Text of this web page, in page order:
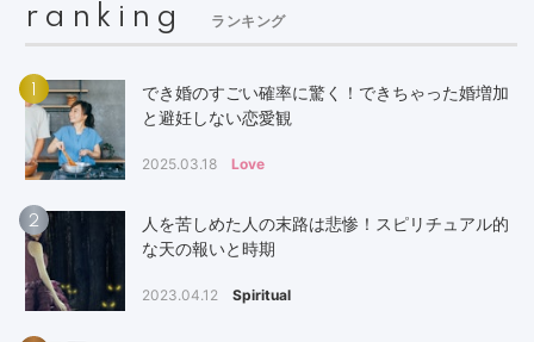
ranking ランキング
でき婚のすごい確率に驚く！できちゃった婚増加
と避妊しない恋愛観
2025.03.18 Love
2
人を苦しめた人の末路は悲惨！スピリチュアル的
な天の報いと時期
2023.04.12 Spiritual